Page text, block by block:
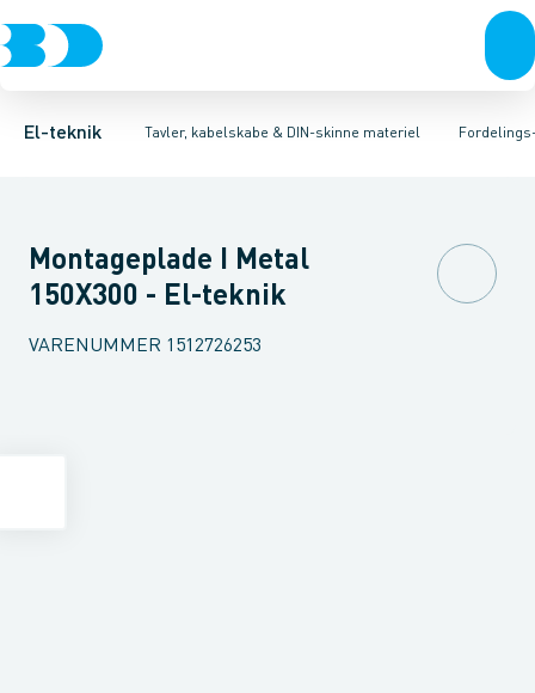
El-teknik Tavler, kabelskabe & DIN-skinne materiel
Afbrydere, stikkontakter & lampeudtagForgreningsmateriel
Tavler, kapsling og rackskabe Fordelings-/byggepladstavler
Afgangsbox for kanalskinneTilgangsboks for strømskinne
Montageplade I Metal
150X300 - El-teknik
VARENUMMER 1512726253